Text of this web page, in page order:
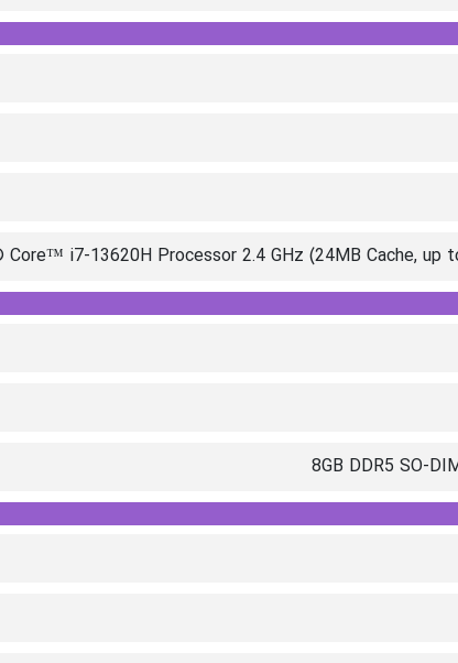
i7-13620H Processor 2.4 GHz (24MB Cache, up
8GB DDR5 SO-